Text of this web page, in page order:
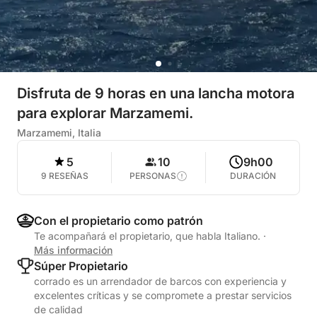
Disfruta de 9 horas en una lancha motora
para explorar Marzamemi.
Marzamemi, Italia
5
9 RESEÑAS
10
PERSONAS
9h00
DURACIÓN
Con el propietario como patrón
Te acompañará el propietario, que habla Italiano. ·
Más información
Súper Propietario
corrado es un arrendador de barcos con experiencia y
excelentes críticas y se compromete a prestar servicios
de calidad